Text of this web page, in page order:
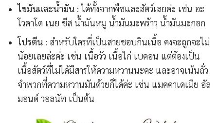
ไขมันและน้ำมัน: ได้ทั้งจากพืชและสัตว์เลยค่ะ เช่น อะ
โวคาโด เนย ชีส น้ำมันหมู น้ำมันมะพร้าว น้ำมันมะกอก
โปรตีน: สำหรับใครที่เป็นสายชอบกินเนื้อ คงจะถูกจะไม่
น้อยเลยล่ะค่ะ เช่น เนื้อวัว เนื้อไก่ เบคอน แต่ต้องเป็น
เนื้อสัตว์ที่ไม่ได้มีสารให้ความหวานนะคะ และอาจเน้นถั่ว
จำพวกที่ความหวานมันด้วยก็ได้ค่ะ เช่น แมคคาเดเมีย อัล
มอนด์ วอลนัท เป็นต้น